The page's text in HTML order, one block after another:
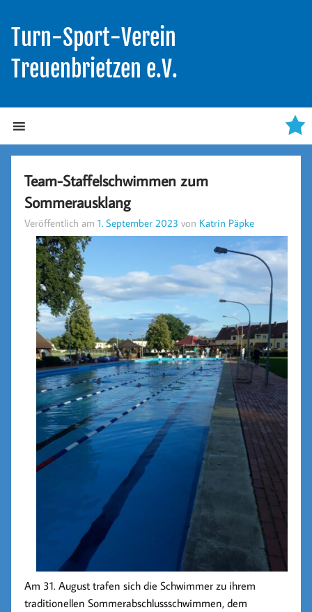
Turn-Sport-Verein
Treuenbrietzen e.V.
Team-Staffelschwimmen zum
Sommerausklang
Veröffentlich am1. September 2023 von Katrin Päpke
Am 31. August trafen sich die Schwimmer zu ihrem
traditionellen Sommerabschlussschwimmen, dem